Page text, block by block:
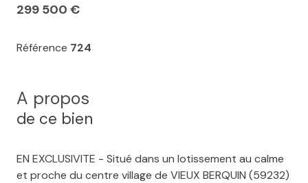
299 500 €
Référence 724
A propos
de ce bien
EN EXCLUSIVITE - Situé dans un lotissement au calme
et proche du centre village de VIEUX BERQUIN (59232)